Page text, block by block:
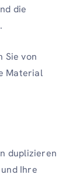
die
Sie von
Material
duplizieren
Ihre